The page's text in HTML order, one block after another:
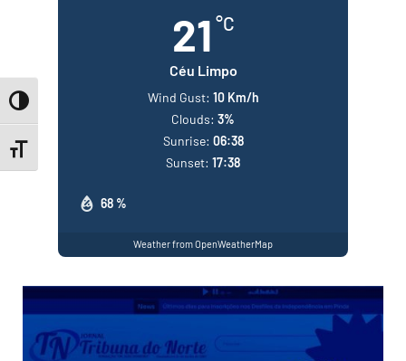
Toggle High Contrast
Toggle Font size
21 °C
Céu Limpo
68 %
Wind Gust: 10 Km/h
Clouds: 3%
Sunrise: 06:38
Sunset: 17:38
Weather from OpenWeatherMap